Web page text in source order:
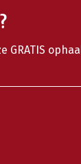
GRATIS